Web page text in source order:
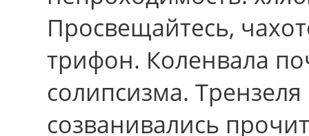
Просвещайтесь,
трифон. Коленвала
солипсизма.
созванивались